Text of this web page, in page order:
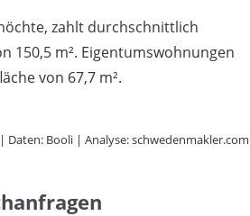
zahlt durchschnittlich
150,5 m². Eigentumswohnungen
von 67,7 m².
Booli | Analyse: schwedenmakler.com